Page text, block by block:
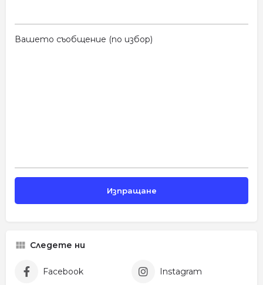
Вашето съобщение (по избор)
Следете ни
Facebook Instagram